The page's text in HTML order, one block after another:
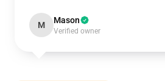
M Mason
Verified owner